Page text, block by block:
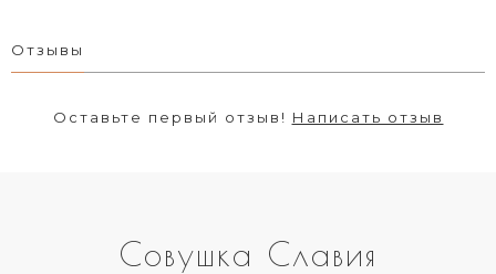
Отзывы
Оставьте первый отзыв! Написать отзыв
Совушка Славия